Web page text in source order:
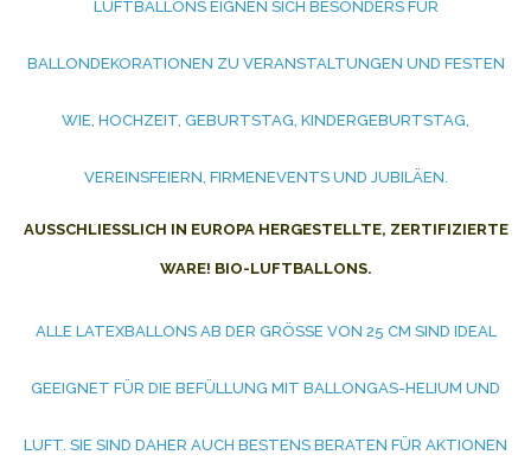
LUFTBALLONS EIGNEN SICH BESONDERS FÜR
BALLONDEKORATIONEN ZU VERANSTALTUNGEN UND FESTEN
WIE, HOCHZEIT, GEBURTSTAG, KINDERGEBURTSTAG,
VEREINSFEIERN, FIRMENEVENTS UND JUBILÄEN.
AUSSCHLIESSLICH IN EUROPA HERGESTELLTE, ZERTIFIZIERTE W
ARE! BIO-LUFTBALLONS.
ALLE LATEXBALLONS AB DER GRÖSSE VON 25 CM SIND IDEAL G
EEIGNET FÜR DIE BEFÜLLUNG MIT BALLONGAS-HELIUM UND L
UFT. SIE SIND DAHER AUCH BESTENS BERATEN FÜR AKTIONEN W